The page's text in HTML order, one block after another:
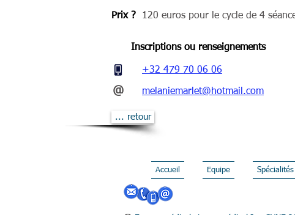
Prix ? 120 euros pour le cycle de 4
Inscriptions ou renseignements
@
+32 479 70 06 06
melaniemarlet@hotmail.com
... retour
Accueil Equipe Spécialités